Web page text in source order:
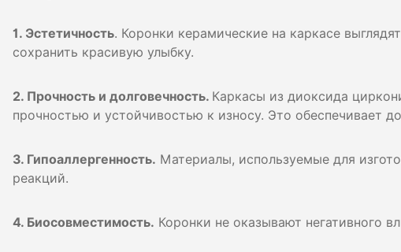
1. Эстетичность. Коронки керамические на каркасе
сохранить красивую улыбку.
2. Прочность и долговечность. Каркасы из диоксида
прочностью и устойчивостью к износу. Это обеспечивает
3. Гипоаллергенность. Материалы, используемые для
реакций.
4. Биосовместимость. Коронки не оказывают негативного